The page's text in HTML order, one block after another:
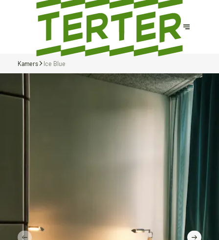
Kamers Ice Blue